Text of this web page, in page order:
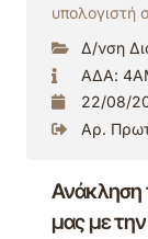
υπολογιστή
Δ/νση
ΑΔΑ:
22/08/
Αρ.
Ανάκληση
μας με